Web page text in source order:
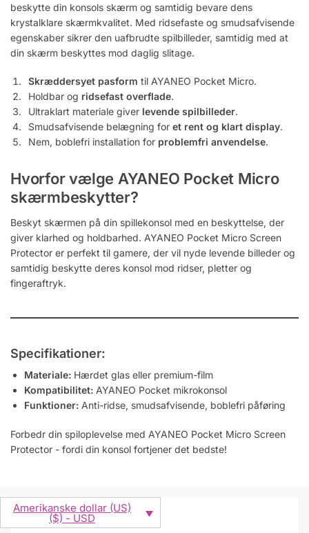
beskytte din konsols skærm og samtidig bevare dens
krystalklare skærmkvalitet. Med ridsefaste og smudsafvisende
egenskaber sikrer den uafbrudte spilbilleder, samtidig med at
din skærm beskyttes mod daglig slitage.
Skræddersyet pasform til AYANEO Pocket Micro.
Holdbar og ridsefast overflade.
Ultraklart materiale giver levende spilbilleder.
Smudsafvisende belægning for et rent og klart display.
Nem, boblefri installation for problemfri anvendelse.
Hvorfor vælge AYANEO Pocket Micro
skærmbeskytter?
Beskyt skærmen på din spillekonsol med en beskyttelse, der
giver klarhed og holdbarhed. AYANEO Pocket Micro Screen
Protector er perfekt til gamere, der vil nyde levende billeder og
samtidig beskytte deres konsol mod ridser, pletter og
fingeraftryk.
Specifikationer:
Materiale: Hærdet glas eller premium-film
Kompatibilitet: AYANEO Pocket mikrokonsol
Funktioner: Anti-ridse, smudsafvisende, boblefri påføring
Forbedr din spiloplevelse med AYANEO Pocket Micro Screen
Protector - fordi din konsol fortjener det bedste!
Amerikanske dollar (US)
($) - USD